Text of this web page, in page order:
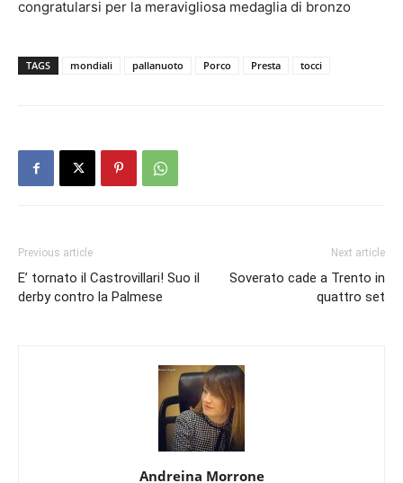
congratularsi per la meravigliosa medaglia di bronzo
TAGS mondiali pallanuoto Porco Presta tocci
Previous article
E’ tornato il Castrovillari! Suo il
derby contro la Palmese
Next article
Soverato cade a Trento in
quattro set
Andreina Morrone